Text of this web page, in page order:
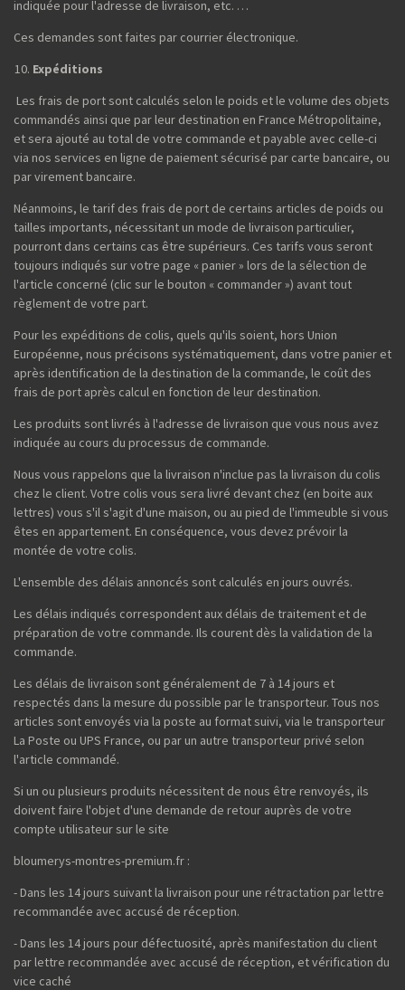
indiquée pour l'adresse de livraison, etc. …
Ces demandes sont faites par courrier électronique.
Expéditions
Les frais de port sont calculés selon le poids et le volume des objets
commandés ainsi que par leur destination en France Métropolitaine,
et sera ajouté au total de votre commande et payable avec celle-ci
via nos services en ligne de paiement sécurisé par carte bancaire, ou
par virement bancaire.
Néanmoins, le tarif des frais de port de certains articles de poids ou
tailles importants, nécessitant un mode de livraison particulier,
pourront dans certains cas être supérieurs. Ces tarifs vous seront
toujours indiqués sur votre page « panier » lors de la sélection de
l'article concerné (clic sur le bouton « commander ») avant tout
règlement de votre part.
Pour les expéditions de colis, quels qu'ils soient, hors Union
Européenne, nous précisons systématiquement, dans votre panier et
après identification de la destination de la commande, le coût des
frais de port après calcul en fonction de leur destination.
Les produits sont livrés à l'adresse de livraison que vous nous avez
indiquée au cours du processus de commande.
Nous vous rappelons que la livraison n'inclue pas la livraison du colis
chez le client. Votre colis vous sera livré devant chez (en boite aux
lettres) vous s'il s'agit d'une maison, ou au pied de l'immeuble si vous
êtes en appartement. En conséquence, vous devez prévoir la
montée de votre colis.
L'ensemble des délais annoncés sont calculés en jours ouvrés.
Les délais indiqués correspondent aux délais de traitement et de
préparation de votre commande. Ils courent dès la validation de la
commande.
Les délais de livraison sont généralement de 7 à 14 jours et
respectés dans la mesure du possible par le transporteur. Tous nos
articles sont envoyés via la poste au format suivi, via le transporteur
La Poste ou UPS France, ou par un autre transporteur privé selon
l'article commandé.
Si un ou plusieurs produits nécessitent de nous être renvoyés, ils
doivent faire l'objet d'une demande de retour auprès de votre
compte utilisateur sur le site
bloumerys-montres-premium.fr :
- Dans les 14 jours suivant la livraison pour une rétractation par lettre
recommandée avec accusé de réception.
- Dans les 14 jours pour défectuosité, après manifestation du client
par lettre recommandée avec accusé de réception, et vérification du
vice caché